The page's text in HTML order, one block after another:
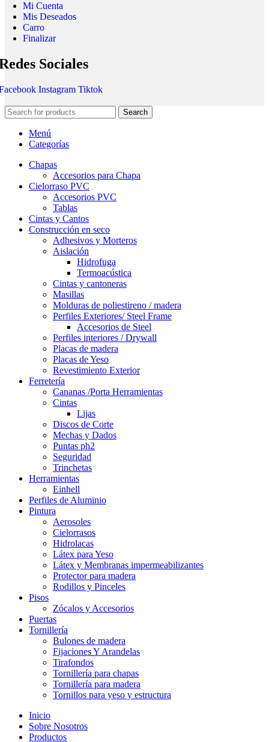
Mi Cuenta
Mis Deseados
Carro
Finalizar
Sociales
Instagram Tiktok
Search
Menú
Categorías
Chapas
Accesorios para Chapa
Cielorraso PVC
Accesorios PVC
Tablas
Cintas y Cantos
Construcción en seco
Adhesivos y Morteros
Aislación
Hidrofuga
Termoacústica
Cintas y cantoneras
Masillas
Molduras de poliestireno / madera
Perfiles Exteriores/ Steel Frame
Accesorios de Steel
Perfiles interiores / Drywall
Placas de madera
Placas de Yeso
Revestimiento Exterior
Ferretería
Cananas /Porta Herramientas
Cintas
Lijas
Discos de Corte
Mechas y Dados
Puntas ph2
Seguridad
Trinchetas
Herramientas
Einhell
Perfiles de Aluminio
Pintura
Aerosoles
Cielorrasos
Hidrolacas
Látex para Yeso
Látex y Membranas impermeabilizantes
Protector para madera
Rodillos y Pinceles
Pisos
Zócalos y Accesorios
Puertas
Tornillería
Bulones de madera
Fijaciones Y Arandelas
Tirafondos
Tornillería para chapas
Tornillería para madera
Tornillos para yeso y estructura
Inicio
Sobre Nosotros
Productos